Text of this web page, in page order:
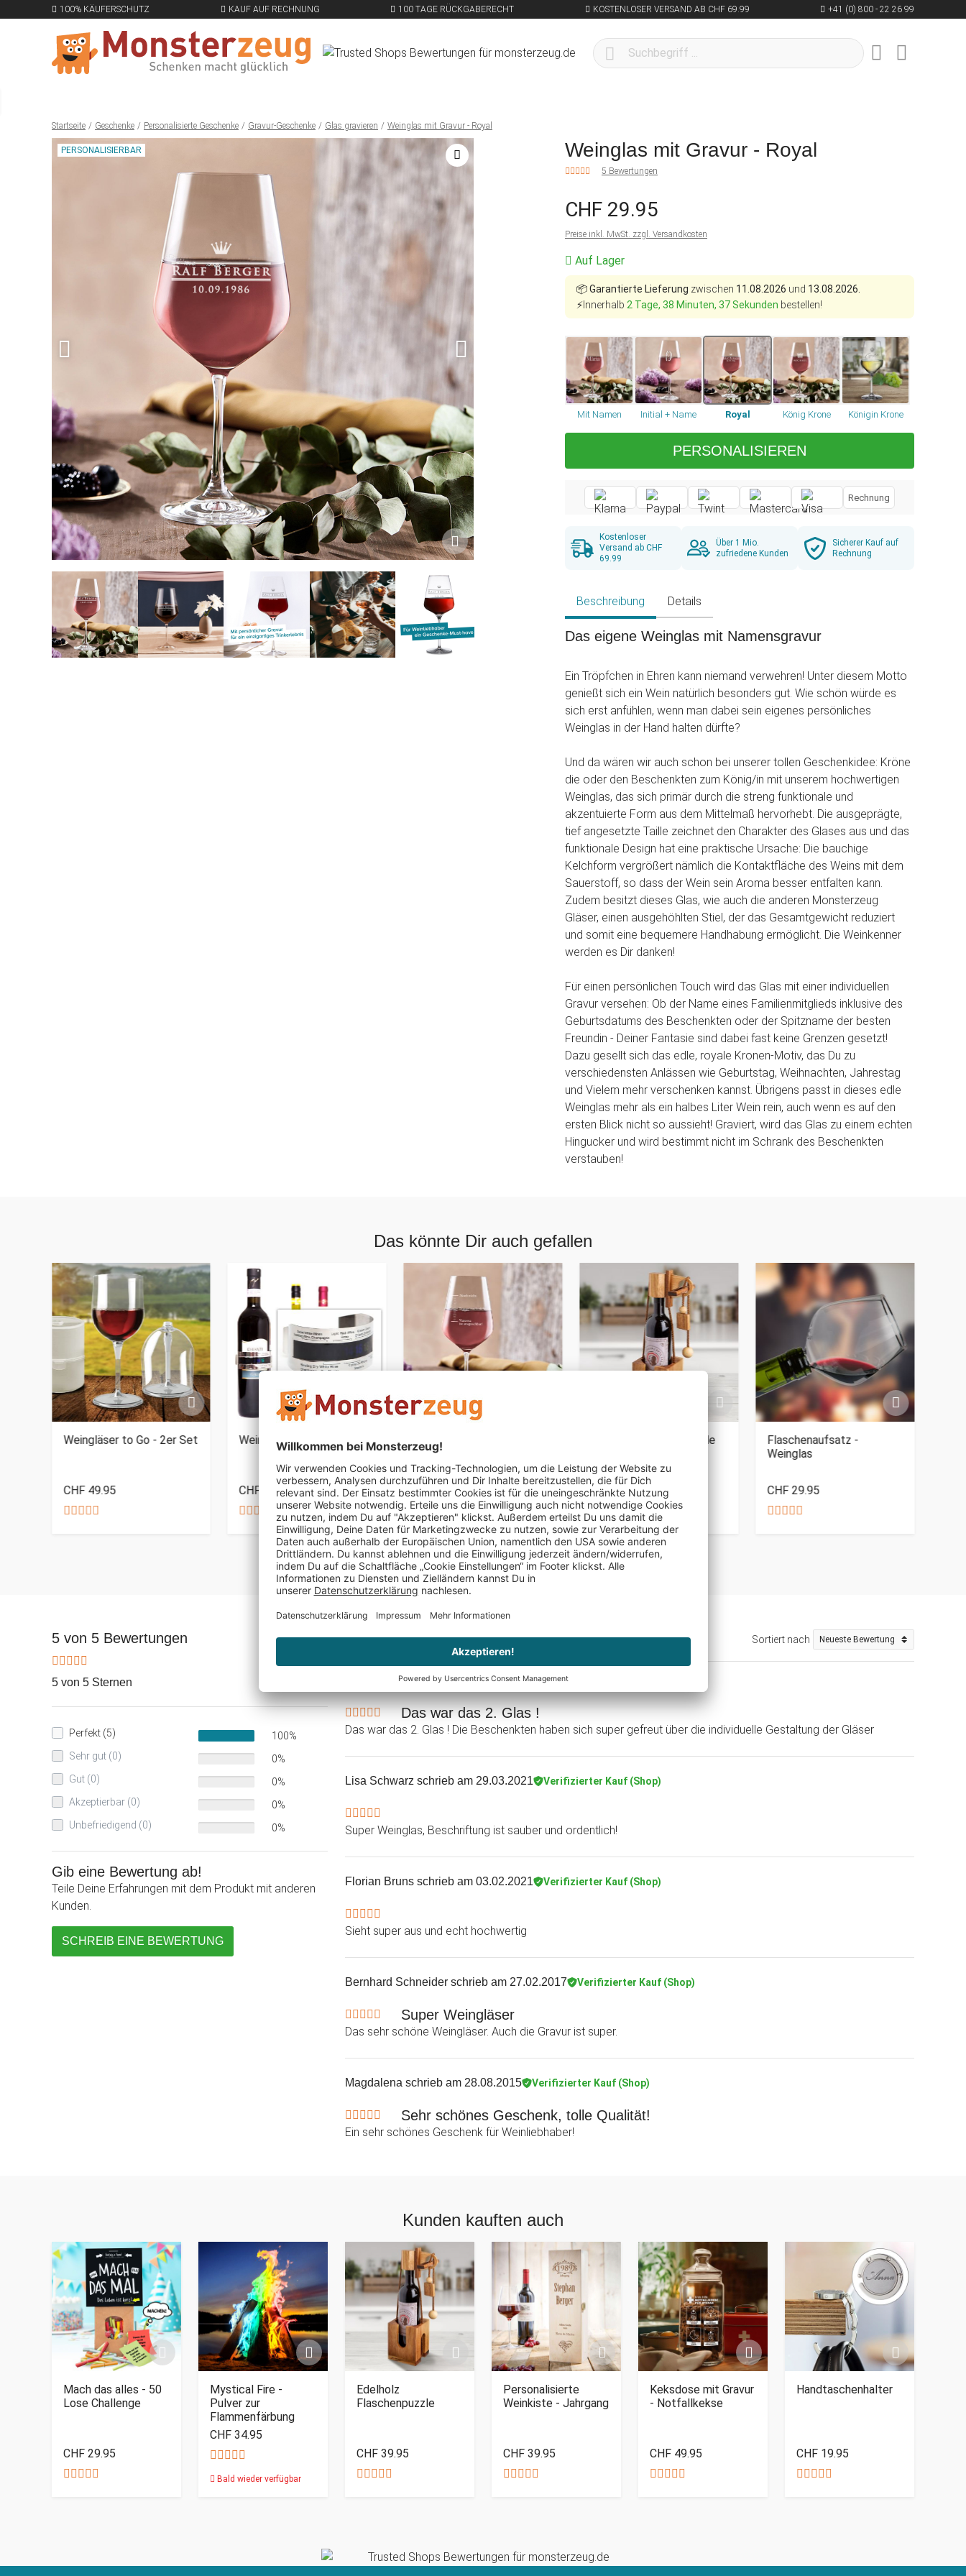
100% KÄUFERSCHUTZ KAUF AUF RECHNUNG 100 TAGE RÜCKGABERECHT KOSTENLOSER VERSAND AB CHF 69.99 +41 (0) 800 - 22 26 99
Startseite Geschenke Personalisierte Geschenke Gravur-Geschenke Glas gravieren Weinglas mit Gravur - Royal
PERSONALISIERBAR Weinglas mit Gravur - Royal
5 Bewertungen
CHF 29.95
Preise inkl. MwSt. zzgl. Versandkosten
Auf Lager
📦Garantierte Lieferung zwischen 11.08.2026 und 13.08.2026.
⚡Innerhalb 2 Tage, 38 Minuten, 36 Sekunden bestellen!
Mit Namen Initial + Name Royal König Krone Königin Krone
PERSONALISIEREN
Rechnung
Kostenloser
Versand ab CHF
69.99
Über 1 Mio.
zufriedene Kunden
Sicherer Kauf auf
Rechnung
Beschreibung Details
Das eigene Weinglas mit Namensgravur
Ein Tröpfchen in Ehren kann niemand verwehren! Unter diesem Motto
genießt sich ein Wein natürlich besonders gut. Wie schön würde es
sich erst anfühlen, wenn man dabei sein eigenes persönliches
Weinglas in der Hand halten dürfte?
Und da wären wir auch schon bei unserer tollen Geschenkidee: Kröne
die oder den Beschenkten zum König/in mit unserem hochwertigen
Weinglas, das sich primär durch die streng funktionale und
akzentuierte Form aus dem Mittelmaß hervorhebt. Die ausgeprägte,
tief angesetzte Taille zeichnet den Charakter des Glases aus und das
funktionale Design hat eine praktische Ursache: Die bauchige
Kelchform vergrößert nämlich die Kontaktfläche des Weins mit dem
Sauerstoff, so dass der Wein sein Aroma besser entfalten kann.
Zudem besitzt dieses Glas, wie auch die anderen Monsterzeug
Gläser, einen ausgehöhlten Stiel, der das Gesamtgewicht reduziert
und somit eine bequemere Handhabung ermöglicht. Die Weinkenner
werden es Dir danken!
Für einen persönlichen Touch wird das Glas mit einer individuellen
Gravur versehen: Ob der Name eines Familienmitglieds inklusive des
Geburtsdatums des Beschenkten oder der Spitzname der besten
Freundin - Deiner Fantasie sind dabei fast keine Grenzen gesetzt!
Dazu gesellt sich das edle, royale Kronen-Motiv, das Du zu
verschiedensten Anlässen wie Geburtstag, Weihnachten, Jahrestag
und Vielem mehr verschenken kannst. Übrigens passt in dieses edle
Weinglas mehr als ein halbes Liter Wein rein, auch wenn es auf den
ersten Blick nicht so aussieht! Graviert, wird das Glas zu einem echten
Hingucker und wird bestimmt nicht im Schrank des Beschenkten
verstauben!
Das könnte Dir auch gefallen
Weingläser to Go - 2er Set
CHF 49.95
Weinflaschenthermometer
CHF 24.95
PERSONALISIERBAR
Weinglas mit Gravur -
Nicht ansprechen
(Stimmungsbarometer)
CHF 29.95
Edelholz Flaschenpuzzle
CHF 39.95
Flaschenaufsatz -
Weinglas
CHF 29.95
5 von 5 Bewertungen
5 von 5 Sternen
Perfekt (5)
100%
Sehr gut (0)
0%
Gut (0)
0%
Akzeptierbar (0)
0%
Unbefriedigend (0)
0%
Gib eine Bewertung ab!
Teile Deine Erfahrungen mit dem Produkt mit anderen
Kunden.
SCHREIB EINE BEWERTUNG
Sortiert nach
Fewojostenschrieb am 31.05.2021 Verifizierter Kauf (Shop)
Das war das 2. Glas !
Das war das 2. Glas ! Die Beschenkten haben sich super gefreut über die individuelle Gestaltung der Gläser
Lisa Schwarz schrieb am 29.03.2021 Verifizierter Kauf (Shop)
Super Weinglas, Beschriftung ist sauber und ordentlich!
Florian Bruns schrieb am 03.02.2021 Verifizierter Kauf (Shop)
Sieht super aus und echt hochwertig
Bernhard Schneider schrieb am 27.02.2017 Verifizierter Kauf (Shop)
Super Weingläser
Das sehr schöne Weingläser. Auch die Gravur ist super.
Magdalena schrieb am 28.08.2015 Verifizierter Kauf (Shop)
Sehr schönes Geschenk, tolle Qualität!
Ein sehr schönes Geschenk für Weinliebhaber!
Kunden kauften auch
Mach das alles - 50
Lose Challenge
CHF 29.95
Mystical Fire -
Pulver zur
Flammenfärbung
CHF 34.95
Bald wieder verfügbar
Edelholz
Flaschenpuzzle
CHF 39.95
Personalisierte
Weinkiste - Jahrgang
CHF 39.95
Keksdose mit Gravur
- Notfallkekse
CHF 49.95
Handtaschenhalter
CHF 19.95